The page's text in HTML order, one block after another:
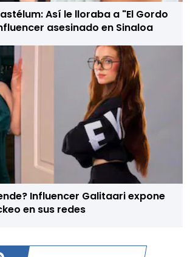
Así le lloraba a "El Gordo
asesinado en Sinaloa
Influencer Galitaari expone
en sus redes